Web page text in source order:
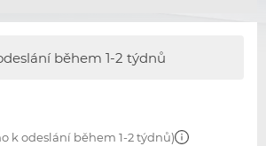
během 1-2 týdnů
k odeslání během 1-2 týdnů)